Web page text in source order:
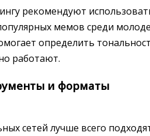
рекомендуют
мемов среди
определить
работают.
и форматы
сетей лучше всего